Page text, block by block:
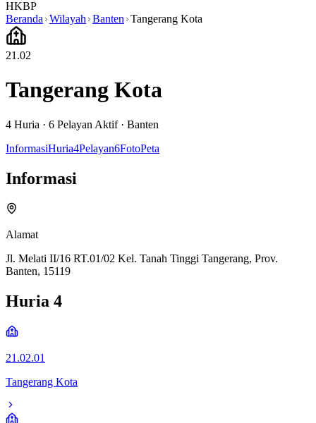
HKBP
Beranda Wilayah Banten Tangerang Kota
21.02
Tangerang Kota
4 Huria · 6 Pelayan Aktif· Banten
InformasiHuria4Pelayan6FotoPeta
Informasi
Alamat
Jl. Melati II/16 RT.01/02 Kel. Tanah Tinggi Tangerang, Prov.
Banten, 15119
Huria 4
21.02.01
Tangerang Kota